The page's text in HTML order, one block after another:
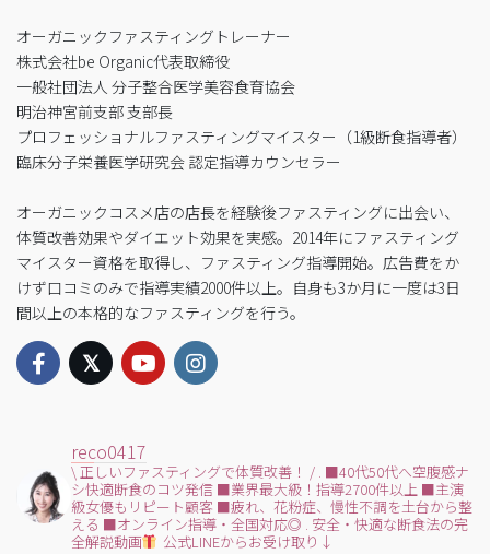
オーガニックファスティングトレーナー
株式会社be Organic代表取締役
一般社団法人 分子整合医学美容食育協会
明治神宮前支部 支部長
プロフェッショナルファスティングマイスター（1級断食指導者）
臨床分子栄養医学研究会 認定指導カウンセラー
オーガニックコスメ店の店長を経験後ファスティングに出会い、
体質改善効果やダイエット効果を実感。2014年にファスティング
マイスター資格を取得し、ファスティング指導開始。広告費をか
けず口コミのみで指導実績2000件以上。自身も3か月に一度は3日
間以上の本格的なファスティングを行う。
reco0417
\ 正しいファスティングで体質改善！ / . ■40代50代へ空腹感ナ
シ快適断食のコツ発信 ■業界最大級！指導2700件以上 ■主演
級女優もリピート顧客 ■疲れ、花粉症、慢性不調を土台から整
える ■オンライン指導・全国対応◎ . 安全・快適な断食法の完
全解説動画
公式LINEからお受け取り↓